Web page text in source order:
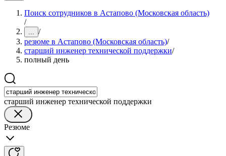
Поиск сотрудников в Астапово (Московская область)
/
... /
резюме в Астапово (Московская область)/
старший инженер технической поддержки/
полный день
старший инженер технической поддержки
Резюме